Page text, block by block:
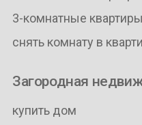
3-комнатные квартиры
снять комнату в
Загородная
купить дом